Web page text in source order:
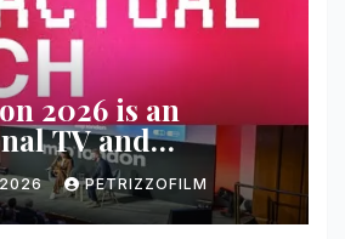
2026 is an
TV and
market
2026 PETRIZZOFILM